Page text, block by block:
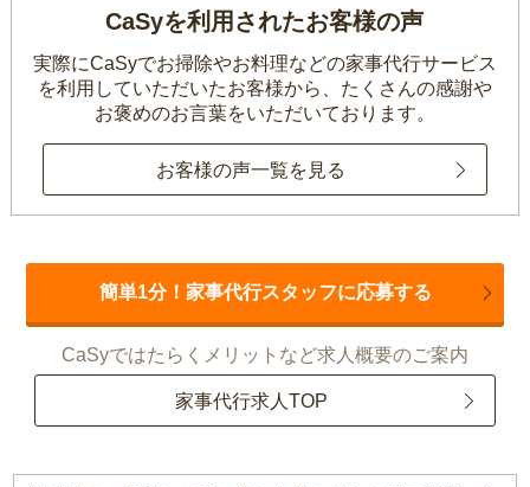
CaSyを利用されたお客様の声
実際にCaSyでお掃除やお料理などの家事代行サービス
を利用していただいたお客様から、 たくさんの感謝や
お褒めのお言葉をいただいております。
お客様の声一覧を見る
簡単1分！家事代行スタッフに応募する
CaSyではたらくメリットなど求人概要のご案内
家事代行求人TOP